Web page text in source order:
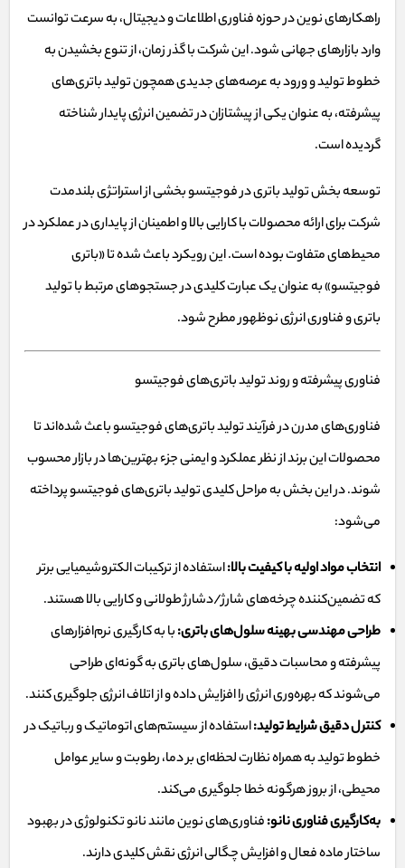
راهکارهای نوین در حوزه فناوری اطلاعات و دیجیتال، به سرعت توانست
وارد بازارهای جهانی شود. این شرکت با گذر زمان، از تنوع بخشیدن به
خطوط تولید و ورود به عرصه‌های جدیدی همچون تولید باتری‌های
پیشرفته، به عنوان یکی از پیشتازان در تضمین انرژی پایدار شناخته
گردیده است.
توسعه بخش تولید باتری در فوجیتسو بخشی از استراتژی بلندمدت
شرکت برای ارائه محصولات با کارایی بالا و اطمینان از پایداری در عملکرد در
محیط‌های متفاوت بوده است. این رویکرد باعث شده تا «باتری
فوجیتسو» به عنوان یک عبارت کلیدی در جستجوهای مرتبط با تولید
باتری و فناوری انرژی نوظهور مطرح شود.
فناوری پیشرفته و روند تولید باتری‌های فوجیتسو
فناوری‌های مدرن در فرآیند تولید باتری‌های فوجیتسو باعث شده‌اند تا
محصولات این برند از نظر عملکرد و ایمنی جزء بهترین‌ها در بازار محسوب
شوند. در این بخش به مراحل کلیدی تولید باتری‌های فوجیتسو پرداخته
می‌شود:
انتخاب مواد اولیه با کیفیت بالا:استفاده از ترکیبات الکتروشیمیایی برتر
که تضمین‌کننده چرخه‌های شارژ/دشارژ طولانی و کارایی بالا هستند.
طراحی مهندسی بهینه سلول‌های باتری:با به کارگیری نرم‌افزارهای
پیشرفته و محاسبات دقیق، سلول‌های باتری به گونه‌ای طراحی
می‌شوند که بهره‌وری انرژی را افزایش داده و از اتلاف انرژی جلوگیری کنند.
کنترل دقیق شرایط تولید:استفاده از سیستم‌های اتوماتیک و رباتیک در
خطوط تولید به همراه نظارت لحظه‌ای بر دما، رطوبت و سایر عوامل
محیطی، از بروز هرگونه خطا جلوگیری می‌کند.
به‌کارگیری فناوری نانو:فناوری‌های نوین مانند نانو تکنولوژی در بهبود
ساختار ماده فعال و افزایش چگالی انرژی نقش کلیدی دارند.